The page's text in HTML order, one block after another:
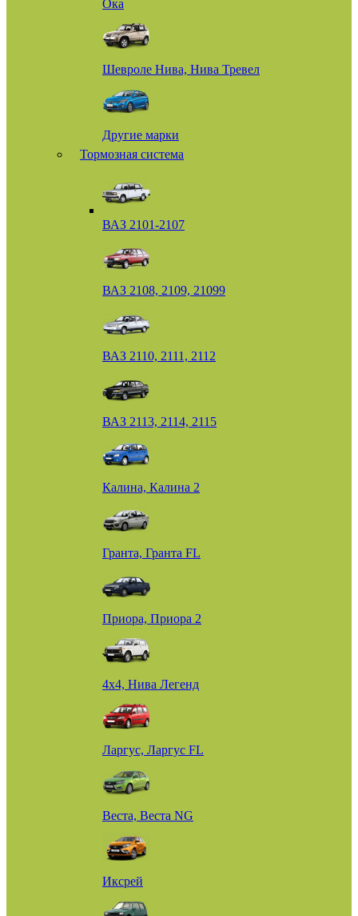
Ока
Шевроле Нива, Нива Тревел
Другие марки
Тормозная система
ВАЗ 2101-2107
ВАЗ 2108, 2109, 21099
ВАЗ 2110, 2111, 2112
ВАЗ 2113, 2114, 2115
Калина, Калина 2
Гранта, Гранта FL
Приора, Приора 2
4х4, Нива Легенд
Ларгус, Ларгус FL
Веста, Веста NG
Иксрей